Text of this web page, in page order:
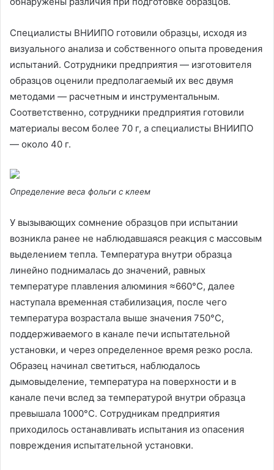
Специалисты ВНИИПО готовили образцы, исходя из
визуального анализа и собственного опыта проведения
испытаний. Сотрудники предприятия — изготовителя
образцов оценили предполагаемый их вес двумя
методами — расчетным и инструментальным.
Соответственно, сотрудники предприятия готовили
материалы весом более 70 г, а специалисты ВНИИПО
— около 40 г.
Определение веса фольги с клеем
У вызывающих сомнение образцов при испытании
возникла ранее не наблюдавшаяся реакция с массовым
выделением тепла. Температура внутри образца
линейно поднималась до значений, равных
температуре плавления алюминия ≈660°С, далее
наступала временная стабилизация, после чего
температура возрастала выше значения 750°С,
поддерживаемого в канале печи испытательной
установки, и через определенное время резко росла.
Образец начинал светиться, наблюдалось
дымовыделение, температура на поверхности и в
канале печи вслед за температурой внутри образца
превышала 1000°С. Сотрудникам предприятия
приходилось останавливать испытания из опасения
повреждения испытательной установки.